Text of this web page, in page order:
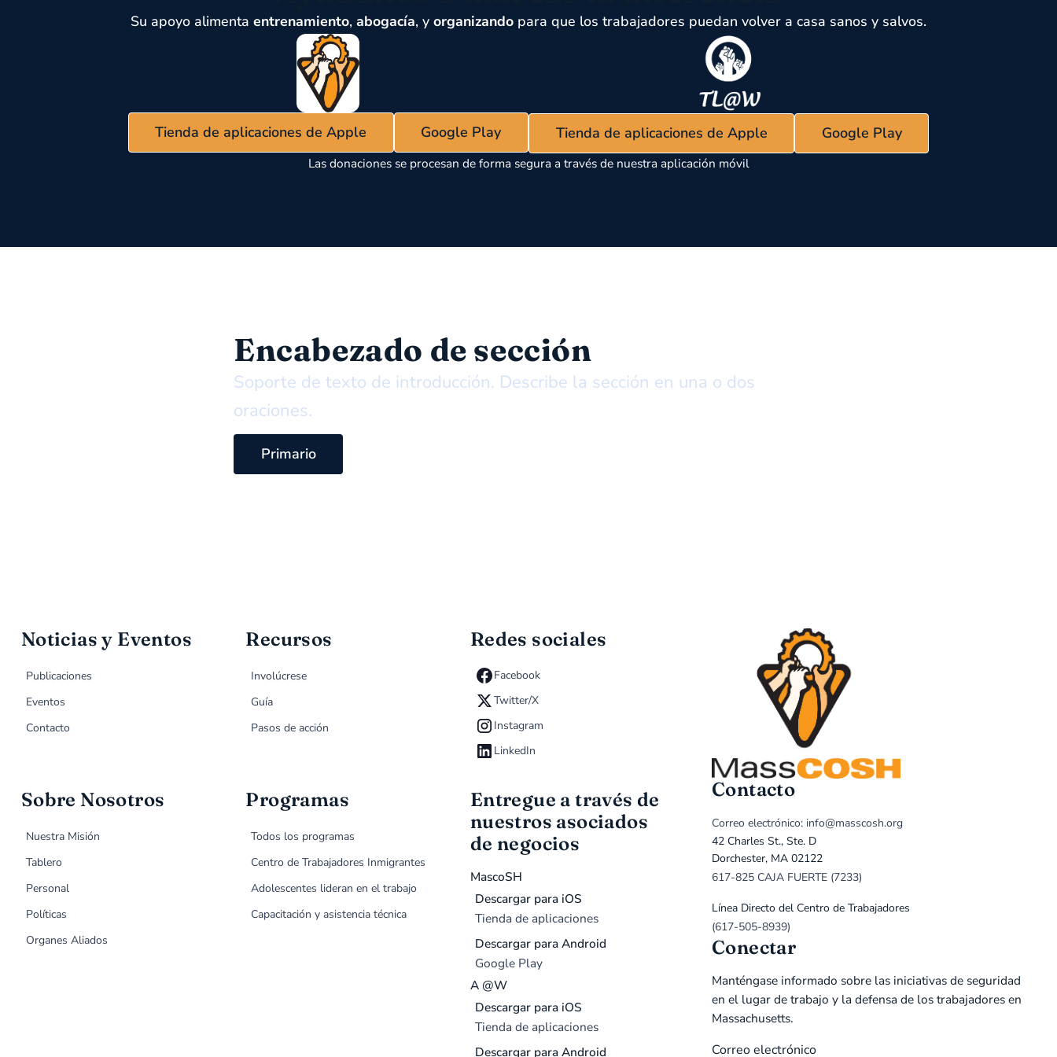
Su apoyo alimenta entrenamiento, abogacía, y organizando para que los trabajadores puedan volver a casa sanos y salvos.
Tienda de aplicaciones de Apple Google Play Tienda de aplicaciones de Apple Google Play
Las donaciones se procesan de forma segura a través de nuestra aplicación móvil
Encabezado de sección
Soporte de texto de introducción. Describe la sección en una o dos
oraciones.
Primario
Noticias y Eventos
Publicaciones
Eventos
Contacto
Recursos
Involúcrese
Guía
Pasos de acción
Redes sociales
Facebook
Twitter/X
Instagram
LinkedIn
Sobre Nosotros
Nuestra Misión
Tablero
Personal
Políticas
Organes Aliados
Programas
Todos los programas
Centro de Trabajadores Inmigrantes
Adolescentes lideran en el trabajo
Capacitación y asistencia técnica
Entregue a través de
nuestros asociados
de negocios
MascoSH
Descargar para iOS
Tienda de aplicaciones
Descargar para Android
Google Play
A @W
Descargar para iOS
Tienda de aplicaciones
Descargar para Android
Contacto
Correo electrónico: info@masscosh.org
42 Charles St., Ste. D
Dorchester, MA 02122
617-825 CAJA FUERTE (7233)
Línea Directo del Centro de Trabajadores
(617-505-8939)
Conectar
Manténgase informado sobre las iniciativas de seguridad
en el lugar de trabajo y la defensa de los trabajadores en
Massachusetts.
Correo electrónico